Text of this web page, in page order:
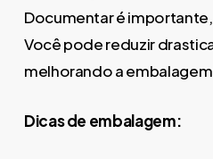
Documentar é
Você pode reduzir
melhorando a
Dicas de embalagem: